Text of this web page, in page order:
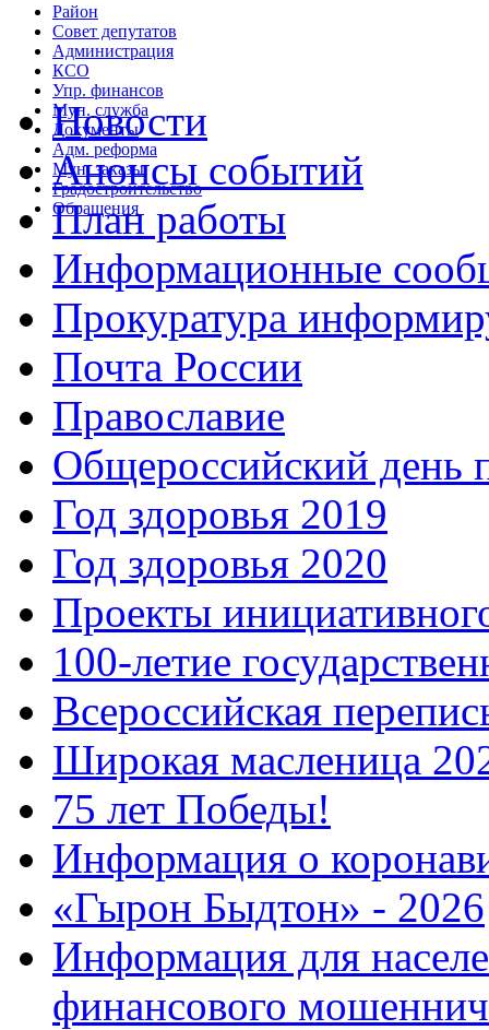
Район
Совет депутатов
Администрация
КСО
Упр. финансов
Мун. служба
Документы
Адм. реформа
Мун. заказы
Градостроительство
Обращения
Новости
Анонсы событий
План работы
Информационные
Прокуратура
Почта России
Православие
Общероссийский день
Год здоровья 2019
Год здоровья 2020
Проекты
100-летие
Всероссийская
Широкая масленица
75 лет Победы!
Информация о
«Гырон Быдтон» - 2026
Информация для
финансового